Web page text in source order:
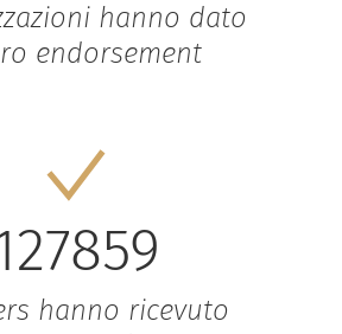
hanno dato
endorsement
hanno ricevuto